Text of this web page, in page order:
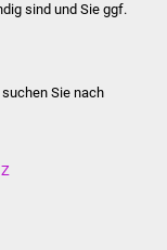
sind und Sie ggf.
Sie nach
Z